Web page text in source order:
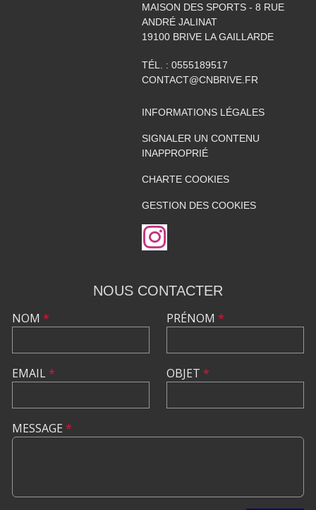
MAISON DES SPORTS - 8 RUE
ANDRÉ JALINAT
19100 BRIVE LA GAILLARDE
TÉL. : 0555189517
CONTACT@CNBRIVE.FR
INFORMATIONS LÉGALES
SIGNALER UN CONTENU
INAPPROPRIÉ
CHARTE COOKIES
GESTION DES COOKIES
NOUS CONTACTER
NOM *
EMAIL*
PRÉNOM *
OBJET *
MESSAGE *